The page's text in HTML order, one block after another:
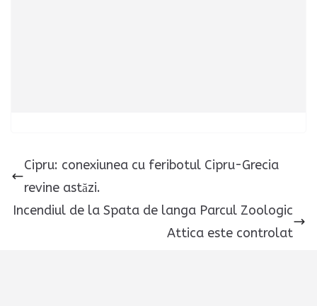
Cipru: conexiunea cu feribotul Cipru-Grecia
revine astăzi.
Incendiul de la Spata de langa Parcul Zoologic
Attica este controlat